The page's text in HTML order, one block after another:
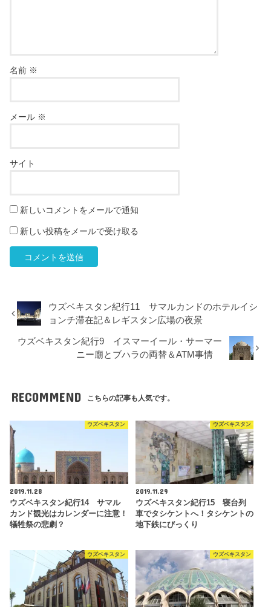
名前 ※
メール ※
サイト
新しいコメントをメールで通知
新しい投稿をメールで受け取る
ウズベキスタン紀行11 サマルカンドのホテルイシ
ョンチ滞在記＆レギスタン広場の夜景
ウズベキスタン紀行9 イスマーイール・サーマー
ニー廟とブハラの両替＆ATM事情
RECOMMEND こちらの記事も人気です。
ウズベキスタン
2019.11.28
ウズベキスタン紀行14 サマル
カンド観光はカレンダーに注意！
犠牲祭の悲劇？
ウズベキスタン
2019.11.29
ウズベキスタン紀行15 寝台列
車でタシケントへ！タシケントの
地下鉄にびっくり
ウズベキスタン ウズベキスタン